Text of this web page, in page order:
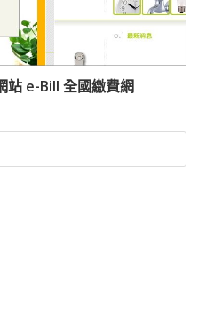
站 e-Bill 全國繳費網